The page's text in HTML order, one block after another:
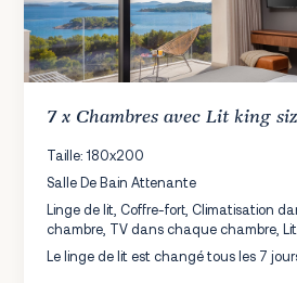
7 x Chambres avec Lit king
Taille: 180x200
Salle De Bain Attenante
Linge de lit, Coffre-fort, Climatisation
chambre, TV dans chaque chambre,
Le linge de lit est changé tous les 7